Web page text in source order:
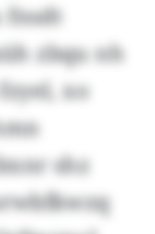
fnsdt
zbqu nh
xo
shz